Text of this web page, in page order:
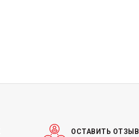
ОСТАВИТЬ ОТЗЫВ